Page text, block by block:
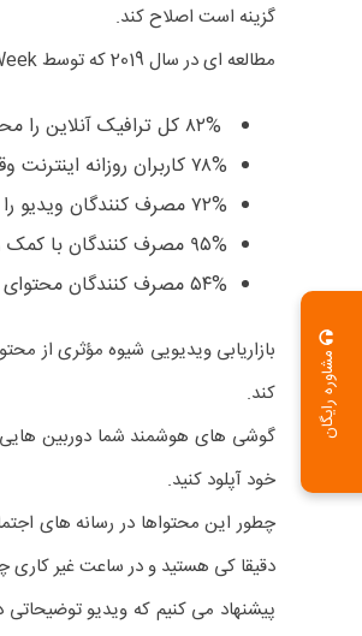
مشاوره رایگان
گزینه است اصلاح کند.
مطالعه ای در سال 2019 که توسط Social Media Week منتشر گردید که آمار و ارقام شگفت انگیزی زیر را در مورد آینده بازاریابی با محتوای ویدیویی اعلام کرد:
۷۸% کاربران روزانه اینترنت وقت خود را صرف مشاهده ویدیوها می کنند
۷۲% مصرف کنندگان ویدیو را به عنوان بستری برای یادگیری در مورد محصولات و خدمات شرکت ترجیح می دهند.
۹۵% مصرف کنندگان با کمک ویدیوها اطلاعات را بهتر به خاطر می آورند.
۵۴% مصرف کنندگان محتوای ویدیویی بیشتری می خواهند.
بازاریابی ویدیویی شیوه مؤثری از
کند.
گوشی های هوشمند شما دوربین هایی
خود آپلود کنید.
چطور این محتواها در رسانه های
دقیقا کی هستید و در ساعت غیر کاری
پیشنهاد می کنیم که ویدیو